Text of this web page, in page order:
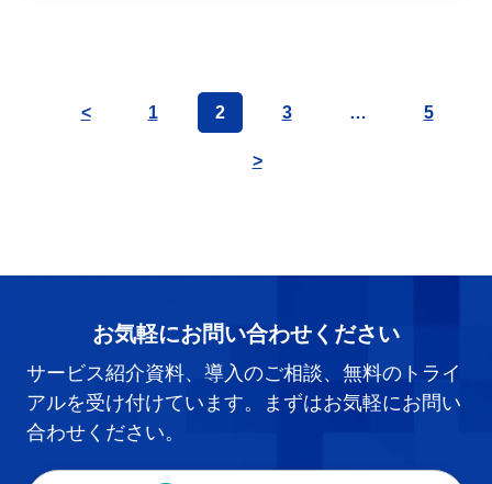
< 1 2 3 … 5
>
お気軽にお問い合わせください
サービス紹介資料、導入のご相談、無料のトライ
アルを受け付けています。まずはお気軽にお問い
合わせください。